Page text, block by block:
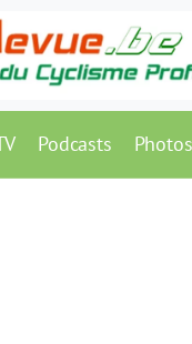
Podcasts Photos